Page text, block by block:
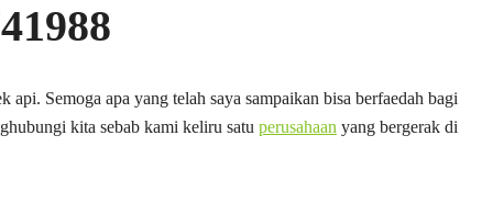
Semoga apa yang telah saya sampaikan bisa berfaedah bagi
kita sebab kami keliru satu perusahaan yang bergerak di